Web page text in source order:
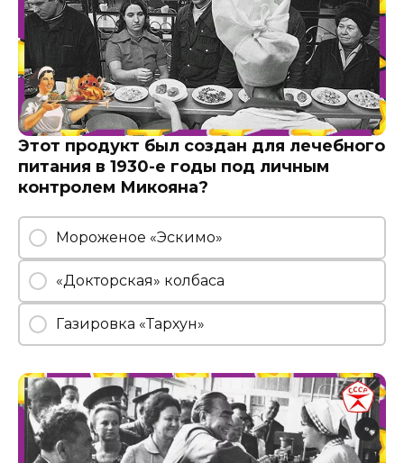
Этот продукт был создан для лечебного
питания в 1930-е годы под личным
контролем Микояна?
Мороженое «Эскимо»
«Докторская» колбаса
Газировка «Тархун»